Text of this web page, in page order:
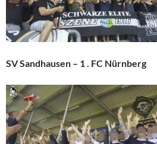
SV Sandhausen – 1 . FC Nürnberg